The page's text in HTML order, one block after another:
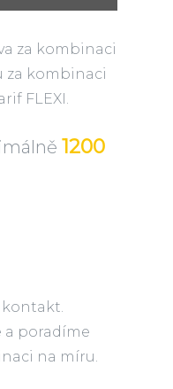
za kombinaci
za kombinaci
FLEXI.
1200
a poradíme
na míru.